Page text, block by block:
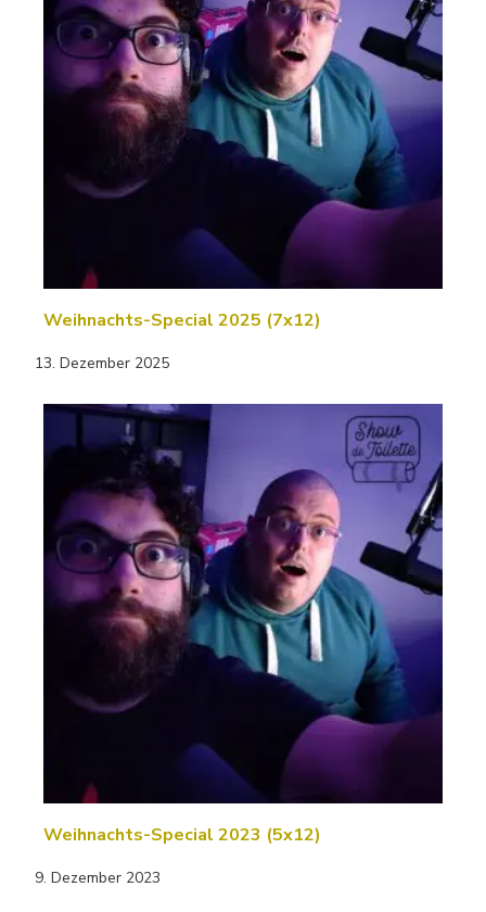
Weihnachts-Special 2025 (7x12)
13. Dezember 2025
Weihnachts-Special 2023 (5x12)
9. Dezember 2023